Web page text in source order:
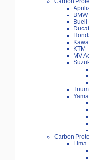
Carbon
BMW
Buell
KTM
MV
Carbon